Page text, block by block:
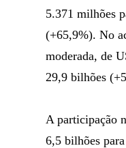
5.371 milhões
(+65,9%). No
moderada, de
29,9 bilhões
A participação
6,5 bilhões